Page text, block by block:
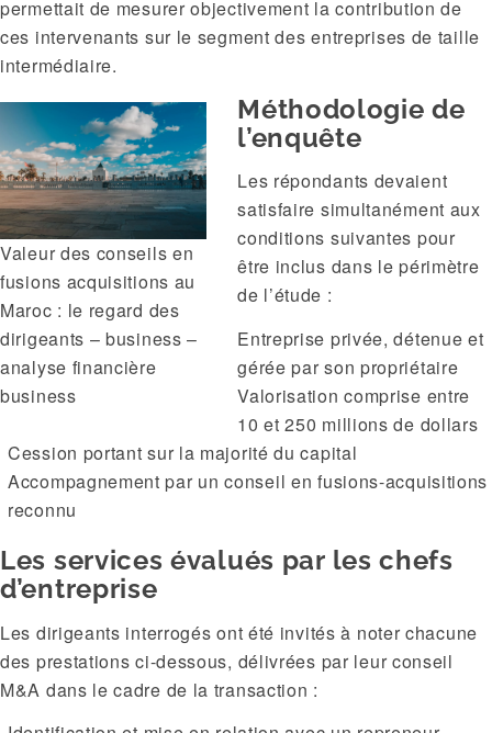
permettait de mesurer objectivement la contribution de
ces intervenants sur le segment des entreprises de taille
intermédiaire.
Valeur des conseils en
fusions acquisitions au
Maroc : le regard des
dirigeants – business –
analyse financière
business
Méthodologie de
l’enquête
Les répondants devaient
satisfaire simultanément aux
conditions suivantes pour
être inclus dans le périmètre
de l’étude :
Entreprise privée, détenue et
gérée par son propriétaire
Valorisation comprise entre
10 et 250 millions de dollars
Cession portant sur la majorité du capital
Accompagnement par un conseil en fusions-acquisitions
reconnu
Les services évalués par les chefs
d’entreprise
Les dirigeants interrogés ont été invités à noter chacune
des prestations ci-dessous, délivrées par leur conseil
M&A dans le cadre de la transaction :